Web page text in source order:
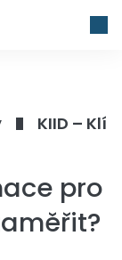
KIID –
pro